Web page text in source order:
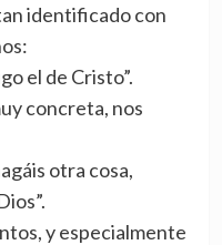
identificado con
el de Cristo”.
concreta, nos
otra cosa,
y especialmente